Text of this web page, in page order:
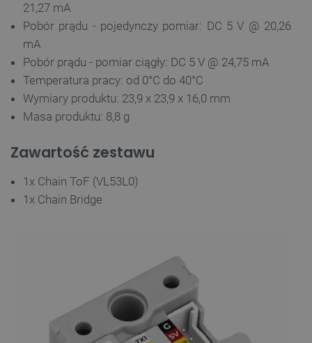
21,27 mA
Pobór prądu - pojedynczy pomiar: DC 5 V @ 20,26
mA
Pobór prądu - pomiar ciągły: DC 5 V @ 24,75 mA
Temperatura pracy: od 0°C do 40°C
Wymiary produktu: 23,9 x 23,9 x 16,0 mm
Masa produktu: 8,8 g
Zawartość zestawu
1x Chain ToF (VL53L0)
1x Chain Bridge
_lb
VISITOR_PRIVACY_METADATA